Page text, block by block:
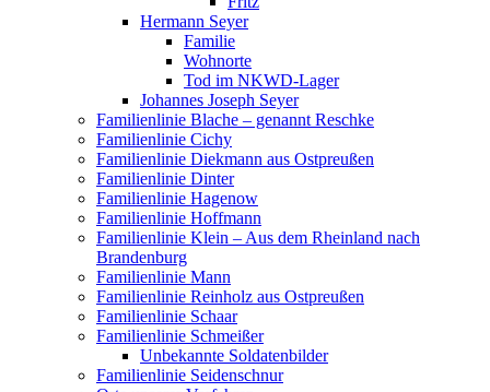
Hermann Seyer
Familie
Wohnorte
Tod im NKWD-Lager
Johannes Joseph Seyer
Familienlinie Blache – genannt Reschke
Familienlinie Cichy
Familienlinie Diekmann aus Ostpreußen
Familienlinie Dinter
Familienlinie Hagenow
Familienlinie Hoffmann
Familienlinie Klein – Aus dem Rheinland nach
Brandenburg
Familienlinie Mann
Familienlinie Reinholz aus Ostpreußen
Familienlinie Schaar
Familienlinie Schmeißer
Unbekannte Soldatenbilder
Familienlinie Seidenschnur